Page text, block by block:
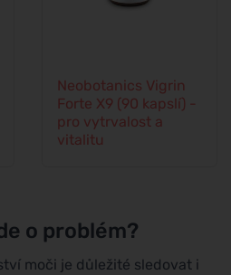
Neobotanics Vigrin
Forte X9 (90 kapslí) -
pro vytrvalost a
vitalitu
o problém?
moči je důležité sledovat i